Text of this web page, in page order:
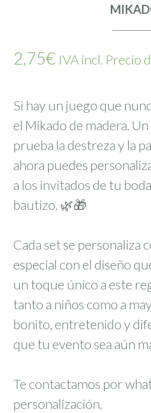
2,75€ IVA incl. Precio
Si hay un juego que
el Mikado de madera.
prueba la destreza y la
ahora puedes
a los invitados de tu
bautizo. 🌿🎁
Cada set se personaliza
especial con el diseño
un toque único a este
tanto a niños como a
bonito, entretenido y
que tu evento sea aún
Te contactamos por
personalización.